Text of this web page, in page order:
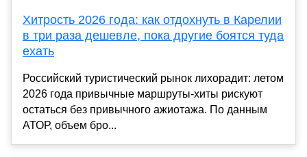
Хитрость 2026 года: как отдохнуть в Карелии
в три раза дешевле, пока другие боятся туда
ехать
Российский туристический рынок лихорадит: летом
2026 года привычные маршруты-хиты рискуют
остаться без привычного ажиотажа. По данным
АТОР, объем бро...